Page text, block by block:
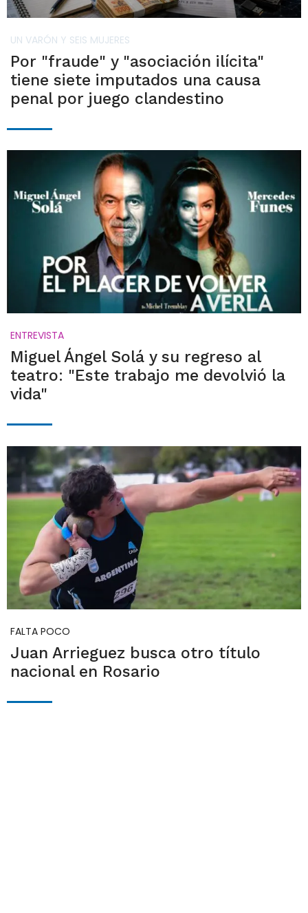
UN VARÓN Y SEIS MUJERES
Por "fraude" y "asociación ilícita"
tiene siete imputados una causa
penal por juego clandestino
ENTREVISTA
Miguel Ángel Solá y su regreso al
teatro: "Este trabajo me devolvió la
vida"
FALTA POCO
Juan Arrieguez busca otro título
nacional en Rosario